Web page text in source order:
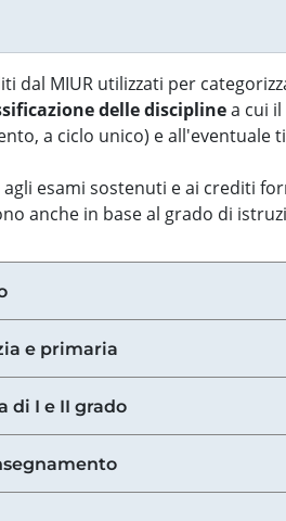
dal MIUR utilizzati per
delle disciplinea cui
a ciclo unico) e
esami sostenuti e ai crediti
anche in base al grado di
e primaria
di I e II grado